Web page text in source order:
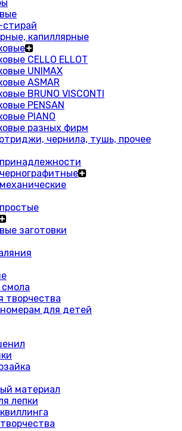
капиллярные
CELLO ELLOT
UNIMAX
ASMAR
BRUNO VISCONTI
PENSAN
PIANO
разных фирм
чернила, тушь, прочее
заготовки
творчества
для детей
материал
лепки